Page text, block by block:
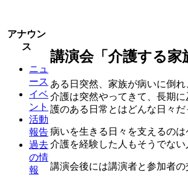
アナウン
ス
ニュ
ース
イベ
ント
活動
報告
過去
の情
報
講演会「介護する家
ある日突然、家族が病いに倒
介護は突然やってきて、長期
護のある日常とはどんな日々だ
病いを生きる日々を支えるの
介護を経験した人もそうでな
講演会後には講演者と参加者